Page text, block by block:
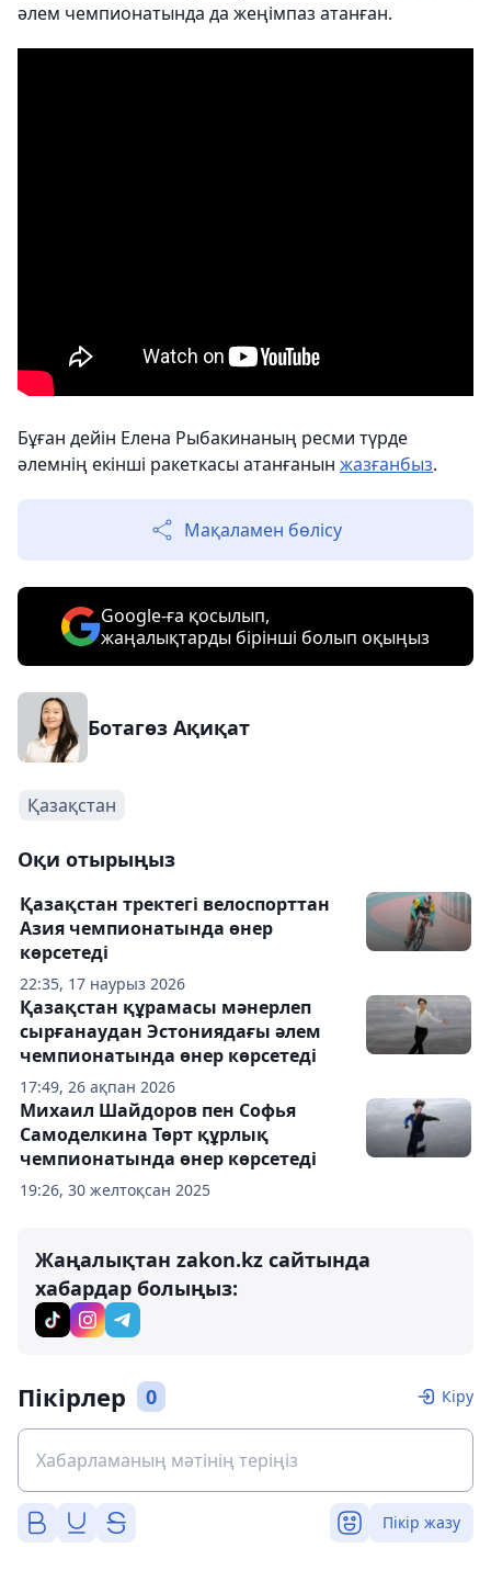
әлем чемпионатында да жеңімпаз атанған.
Бұған дейін Елена Рыбакинаның ресми түрде
әлемнің екінші ракеткасы атанғанын жазғанбыз.
Мақаламен бөлісу
Google-ға қосылып,
жаңалықтарды бірінші болып оқыңыз
Ботагөз Ақиқат
Қазақстан
Оқи отырыңыз
22:35, 17 наурыз 2026
Қазақстан тректегі велоспорттан
Азия чемпионатында өнер
көрсетеді
17:49, 26 ақпан 2026
Қазақстан құрамасы мәнерлеп
сырғанаудан Эстониядағы әлем
чемпионатында өнер көрсетеді
19:26, 30 желтоқсан 2025
Михаил Шайдоров пен Софья
Самоделкина Төрт құрлық
чемпионатында өнер көрсетеді
Жаңалықтан zakon.kz сайтында
хабардар болыңыз:
Пікірлер 0 Кіру
Пікір жазу